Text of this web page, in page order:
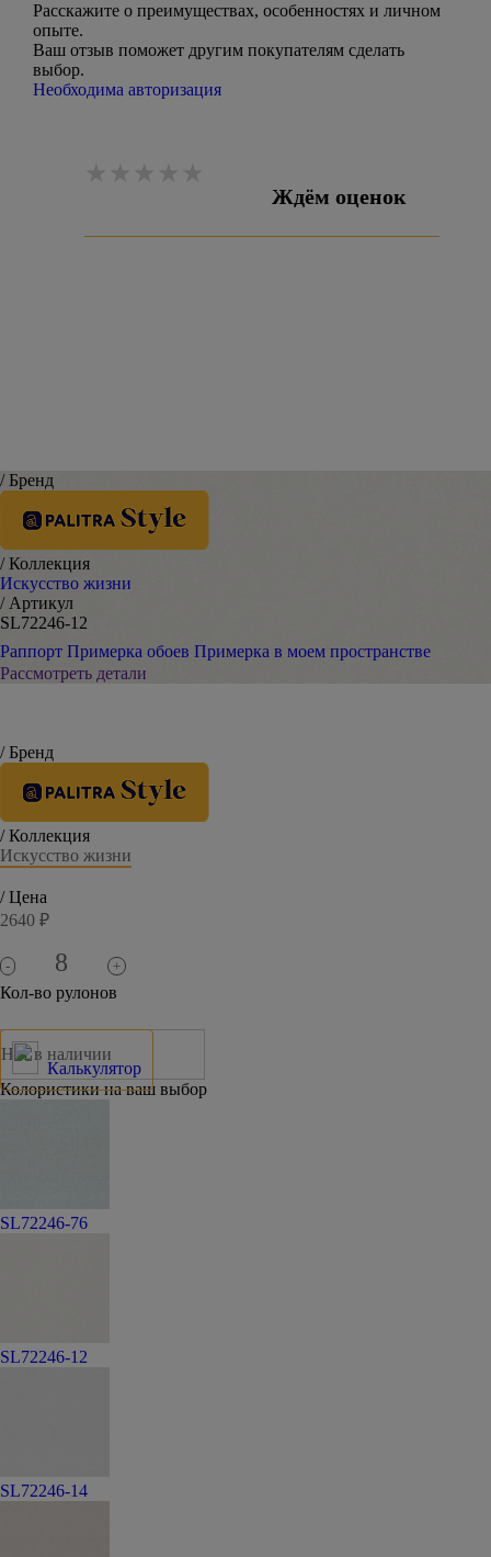
Расскажите о преимуществах, особенностях и личном
опыте.
Ваш отзыв поможет другим покупателям сделать
выбор.
Необходима авторизация
Ждём оценок
/ Бренд
/ Коллекция
Искусство жизни
/ Артикул
SL72246-12
Раппорт Примерка обоев Примерка в моем пространстве
Рассмотреть детали
/ Бренд
/ Коллекция
Искусство жизни
/ Цена
2640 ₽
- +
Кол-во рулонов
Калькулятор
Нет в наличии
Колористики на ваш выбор
SL72246-76
SL72246-12
SL72246-14